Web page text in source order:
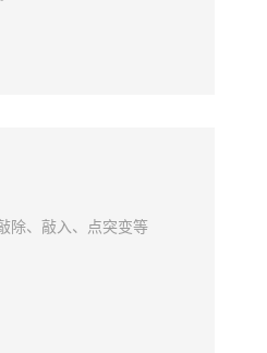
除、敲入、点突变等